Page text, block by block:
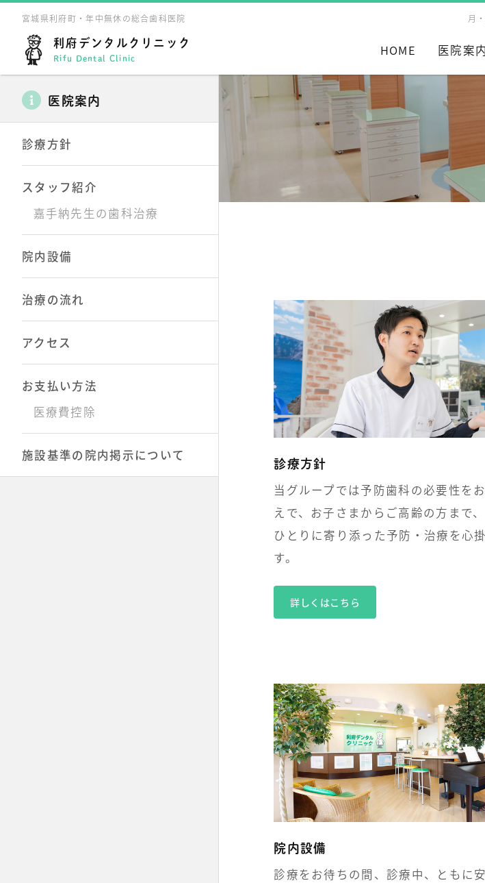
宮城県利府町・年中無休の総合歯科医院 月
利府デンタルクリニック
Rifu Dental Clinic
HOME 医院案内
医院案内
診療方針
スタッフ紹介
嘉手納先生の歯科治療
院内設備
治療の流れ
アクセス
お支払い方法
医療費控除
施設基準の院内掲示について
診療方針
当グループでは予防歯科の必要性を
えで、お子さまからご高齢の方まで
ひとりに寄り添った予防・治療を心
す。
詳しくはこちら
院内設備
診療をお待ちの間、診療中、ともに